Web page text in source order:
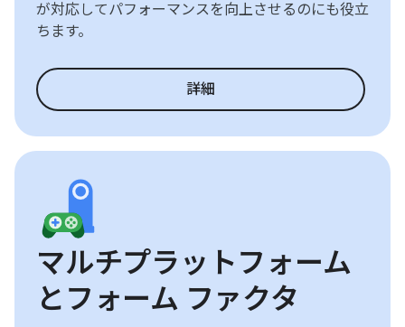
が対応してパフォーマンスを向上させるのにも役立
ちます。
詳細
マルチプラットフォーム
とフォーム ファクタ